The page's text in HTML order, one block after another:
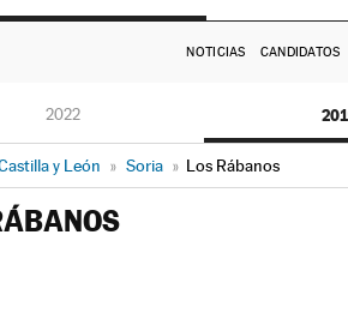
NOTICIAS CANDIDATOS
2022
y León » Soria » Los Rábanos